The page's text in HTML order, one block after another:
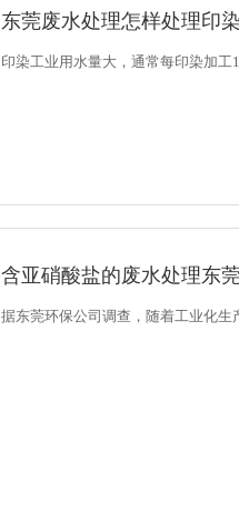
东莞废水处理怎样处理印
印染工业用水量大，通常每印染加
含亚硝酸盐的废水处理东
据东莞环保公司调查，随着工业化